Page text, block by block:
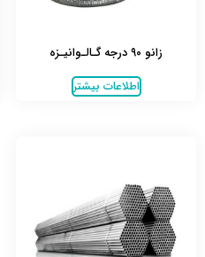
زانو ۹۰ درجه گـالـوانیـزه
اطلاعات بیشتر